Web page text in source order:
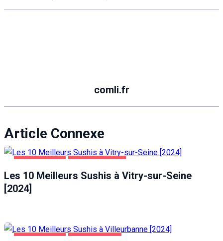
comli.fr
Article Connexe
Les 10 Meilleurs Sushis à Vitry-sur-Seine
[2024]